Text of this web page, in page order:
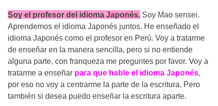
Soy el profesor del idioma Japonés. Soy Mao sensei.
Aprendemos el idioma Japonés juntos. He enseñado el
idioma Japonés como el profesor en Perú. Voy a tratarme
de enseñar en la manera sencilla, pero si no entiende
alguna parte, con franqueza me preguntes por favor. Voy a
tratarme a enseñar para que hable el idioma Japonés,
por eso no voy a centrarme la parte de la escritura. Pero
también si desea puedo enseñar la escritura aparte.